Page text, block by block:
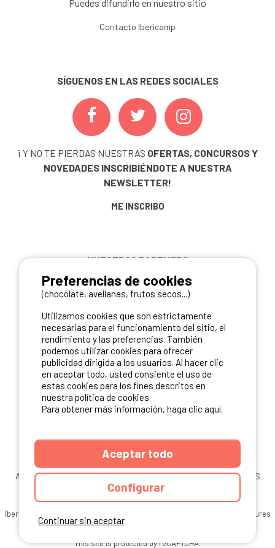
Puedes difundirlo en nuestro sitio
Contacto Ibericamp
SÍGUENOS EN LAS REDES SOCIALES
¡ Y NO TE PIERDAS NUESTRAS OFERTAS, CONCURSOS Y
NOVEDADES INSCRIBIÉNDOTE A NUESTRA
NEWSLETTER!
ME INSCRIBO
NUESTROS PARTNERS
ANUARIO CGU DEL SITIO MENCIONES LEGALES
COOKIES
CARTA DE CONFIDENCIALIDAD
Ibericamp.com © 2026 Ibericamp. All rights reserved. All media and pictures
are property of their respective owners.
This site is protected by reCAPTCHA.
Continuar sin aceptar
Preferencias de cookies
(chocolate, avellanas, frutos secos...)
Utilizamos cookies que son estrictamente
necesarias para el funcionamiento del sitio, el
rendimiento y las preferencias. También
podemos utilizar cookies para ofrecer
publicidad dirigida a los usuarios. Al hacer clic
en aceptar todo, usted consiente el uso de
estas cookies para los fines descritos en
nuestra política de cookies.
Para obtener más información, haga clic aquí.
Aceptar todo
Configurar